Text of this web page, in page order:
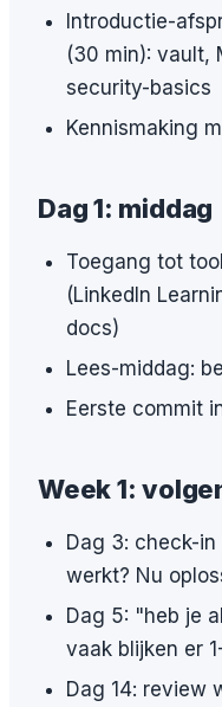
Introductie-
(30 min): vault,
security-basics
Kennismaking
Dag 1: middag
Toegang tot
(LinkedIn
docs)
Lees-middag:
Eerste commit
Week 1:
Dag 3: check-
werkt? Nu
Dag 5: "heb je
vaak blijken er
Dag 14: review